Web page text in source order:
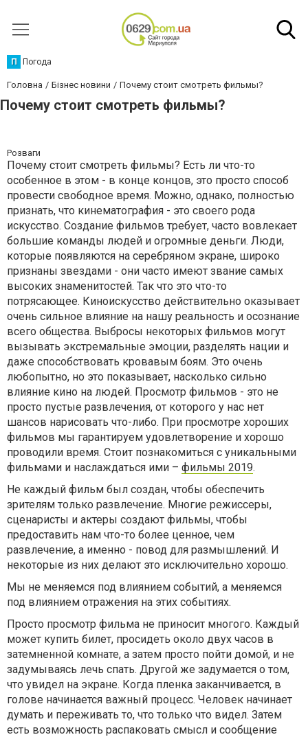
П Погода
Головна Бізнес новини Почему стоит смотреть фильмы?
Почему стоит смотреть фильмы?
Розваги
Почему стоит смотреть фильмы? Есть ли что-то
особенное в этом - в конце концов, это просто способ
провести свободное время. Можно, однако, полностью
признать, что кинематография - это своего рода
искусство. Создание фильмов требует, часто вовлекает
большие команды людей и огромные деньги. Люди,
которые появляются на серебряном экране, широко
признаны звездами - они часто имеют звание самых
высоких знаменитостей. Так что это что-то
потрясающее. Киноискусство действительно оказывает
очень сильное влияние на нашу реальность и осознание
всего общества. Выбросы некоторых фильмов могут
вызывать экстремальные эмоции, разделять нации и
даже способствовать кровавым боям. Это очень
любопытно, но это показывает, насколько сильно
влияние кино на людей. Просмотр фильмов - это не
просто пустые развлечения, от которого у нас нет
шансов нарисовать что-либо. При просмотре хороших
фильмов мы гарантируем удовлетворение и хорошо
проводили время. Стоит познакомиться с уникальными
фильмами и наслаждаться ими – фильмы 2019.
Не каждый фильм был создан, чтобы обеспечить
зрителям только развлечение. Многие режиссеры,
сценаристы и актеры создают фильмы, чтобы
предоставить нам что-то более ценное, чем
развлечение, а именно - повод для размышлений. И
некоторые из них делают это исключительно хорошо.
Мы не меняемся под влиянием событий, а меняемся
под влиянием отражения на этих событиях.
Просто просмотр фильма не приносит многого. Каждый
может купить билет, просидеть около двух часов в
затемненной комнате, а затем просто пойти домой, и не
задумываясь лечь спать. Другой же задумается о том,
что увидел на экране. Когда пленка заканчивается, в
голове начинается важный процесс. Человек начинает
думать и переживать то, что только что видел. Затем
есть возможность распаковать смысл и сообщение